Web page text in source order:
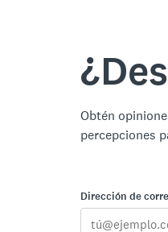
Obtén
percepciones
Dirección de